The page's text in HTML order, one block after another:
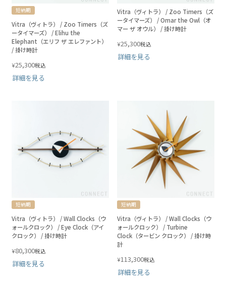
短納期
Vitra（ヴィトラ） / Zoo Timers（ズ
ータイマーズ） / Elihu the
Elephant（エリフ ザ エレファント）
/ 掛け時計
¥25,300税込
詳細を見る
Vitra（ヴィトラ） / Zoo Timers（ズ
ータイマーズ） / Omar the Owl（オ
マー ザ オウル） / 掛け時計
¥25,300税込
詳細を見る
短納期
Vitra（ヴィトラ） / Wall Clocks（ウ
ォールクロック） / Eye Clock（アイ
クロック） / 掛け時計
¥80,300税込
詳細を見る
短納期
Vitra（ヴィトラ） / Wall Clocks（ウ
ォールクロック） / Turbine
Clock（タービン クロック） / 掛け時
計
¥113,300税込
詳細を見る